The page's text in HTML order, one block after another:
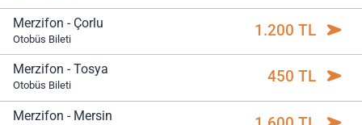
Merzifon - Çorlu
Otobüs Bileti 1.200 TL
Merzifon - Tosya
Otobüs Bileti 450 TL
Merzifon - Mersin